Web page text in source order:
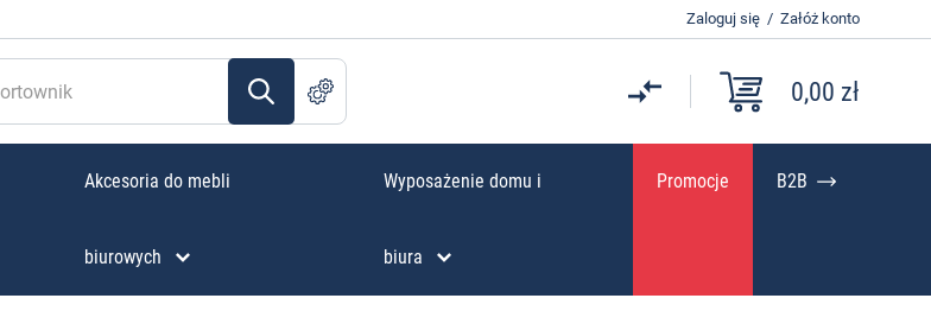
Zaloguj się / Załóż konto
0,00 zł
Akcesoria do mebli
biurowych
Wyposażenie domu i
biura
Promocje B2B